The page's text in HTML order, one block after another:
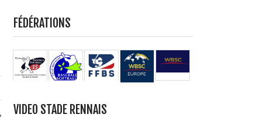
FÉDÉRATIONS
VIDEO STADE RENNAIS